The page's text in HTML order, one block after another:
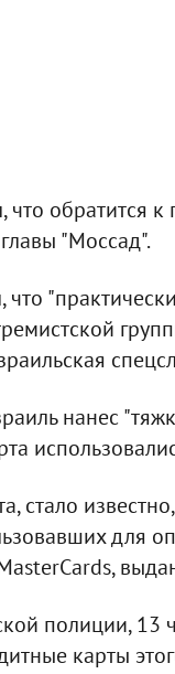
обратится
"Моссад".
что
нанес
стало
для
полиции, 13
карты